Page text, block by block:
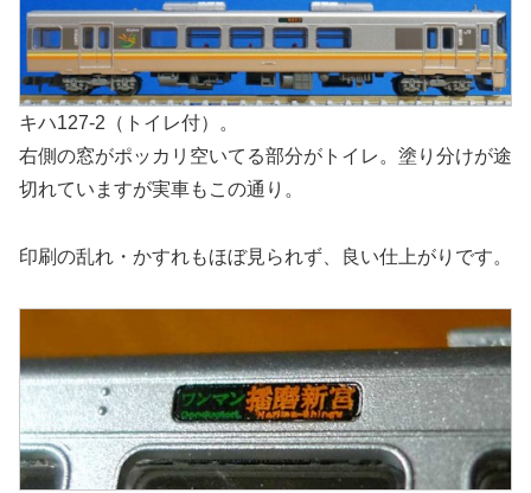
キハ127-2（トイレ付）。
右側の窓がポッカリ空いてる部分がトイレ。塗り分けが途
切れていますが実車もこの通り。
印刷の乱れ・かすれもほぼ見られず、良い仕上がりです。